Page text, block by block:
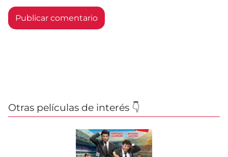
Otras películas de interés 👇